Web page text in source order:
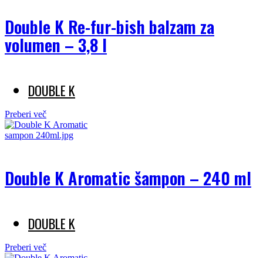
Double K Re-fur-bish balzam za
volumen – 3,8 l
DOUBLE K
Preberi več
Double K Aromatic šampon – 240 ml
DOUBLE K
Preberi več